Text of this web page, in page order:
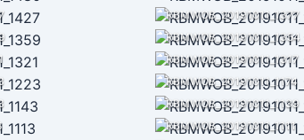
RBMWOB_20191011_1377
RBMWOB_20191011_1354
RBMWOB_20191011_1317
RBMWOB_20191011_1174
RBMWOB_20191011_1139
RBMWOB_20191011_1111